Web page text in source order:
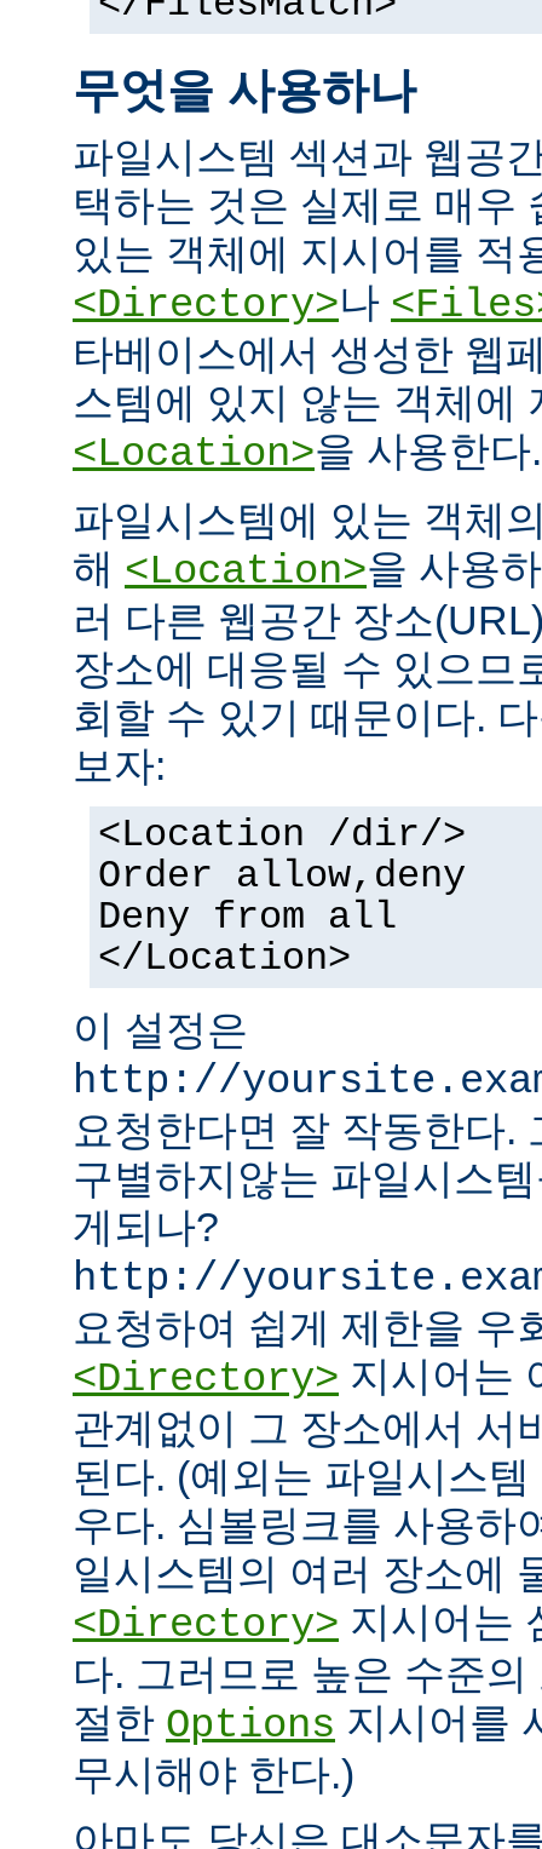
무엇을 사용하나
파일시스템 섹션과 웹공
택하는 것은 실제로 매우
있는 객체에 지시어를 적
<Directory>나
타베이스에서 생성한 웹
스템에 있지 않는 객체에
<Location>을 사용한다.
파일시스템에 있는 객체
해 <Location>을 사용
러 다른 웹공간 장소
장소에 대응될 수 있으므
회할 수 있기 때문이다.
보자:
<Location /dir/>
Order allow,deny
Deny from all
</Location>
이 설정은
http://
요청한다면 잘 작동한다.
구별하지않는 파일시스
게되나?
http://
요청하여 쉽게 제한을 우
<Directory> 지시어는
관계없이 그 장소에서 서
된다. (예외는 파일시스
우다. 심볼링크를 사용하
일시스템의 여러 장소에
<Directory> 지시어는
다. 그러므로 높은 수준
절한 Options 지시어를
무시해야 한다.)
아마도 당신은 대소문자